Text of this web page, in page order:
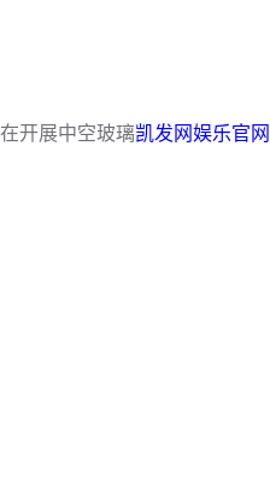
在开展中空玻璃凯发网娱乐官网